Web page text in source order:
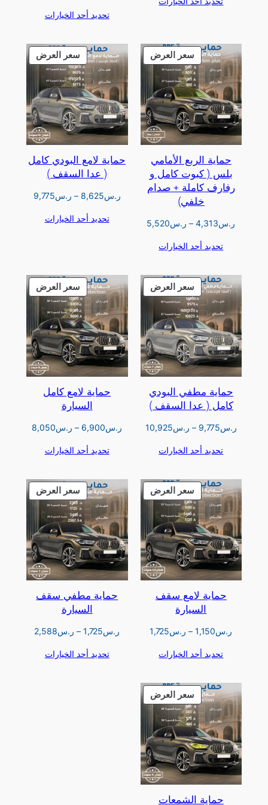
هو:
خلال
تحديد أحد الخيارات
سعر العرض منتج
مخفض
حماية الربع الأمامي
بلس ( كبوت كامل و
رفارف كاملة + صدام
خلفي)
ر.س4,313
– ر.س5,520نطاق
خلال
تحديد أحد الخيارات
سعر العرض منتج
مخفض
حماية لامع البودي كامل
( عدا السقف )
ر.س8,625
– ر.س9,775
تحديد أحد الخيارات
سعر العرض منتج
مخفض
حماية مطفي البودي
كامل ( عدا السقف )
ر.س9,775
– ر.س10,925نطاق
خلال
تحديد أحد الخيارات
سعر العرض منتج
مخفض
حماية لامع كامل
السيارة
ر.س6,900
– ر.س8,050نطاق
خلال
تحديد أحد الخيارات
سعر العرض منتج
مخفض
حماية لامع سقف
السيارة
ر.س1,150
– ر.س1,725نطاق
خلال
تحديد أحد الخيارات
سعر العرض منتج
مخفض
حماية مطفي سقف
السيارة
ر.س1,725
– ر.س2,588نطاق
تحديد أحد الخيارات
سعر العرض منتج
مخفض
حماية الشمعات